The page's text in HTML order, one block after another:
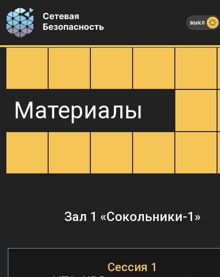
выкл
Материалы
Зал 1 «Сокольники-1»
Сессия 1